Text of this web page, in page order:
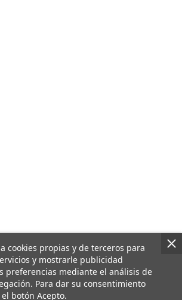
cookies propias y de terceros para
y mostrarle publicidad
preferencias mediante el análisis de
Para dar su consentimiento
botón Acepto.